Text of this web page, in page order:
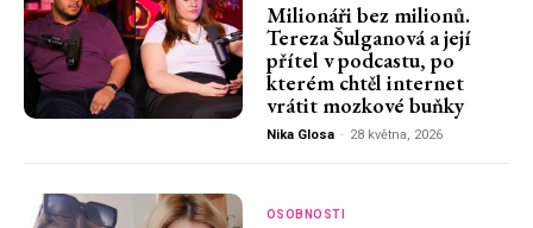
Milionáři bez milionů.
Tereza Šulganová a její
přítel v podcastu, po
kterém chtěl internet
vrátit mozkové buňky
Nika Glosa - 28 května, 2026
OSOBNOSTI